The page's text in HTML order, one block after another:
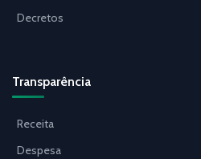
Decretos
Transparência
Receita
Despesa